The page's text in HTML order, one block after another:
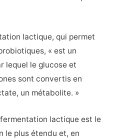
lactique, qui permet
« est un
lequel le glucose et
sont convertis en
un métabolite. »
fermentation lactique est le
le plus étendu et, en